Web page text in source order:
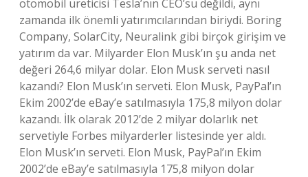
otomobil üreticisi Tesla’nın CEO’su değildi, aynı
zamanda ilk önemli yatırımcılarından biriydi. Boring
Company, SolarCity, Neuralink gibi birçok girişim ve
yatırım da var. Milyarder Elon Musk’ın şu anda net
değeri 264,6 milyar dolar. Elon Musk serveti nasıl
kazandı? Elon Musk’ın serveti. Elon Musk, PayPal’ın
Ekim 2002’de eBay’e satılmasıyla 175,8 milyon dolar
kazandı. İlk olarak 2012’de 2 milyar dolarlık net
servetiyle Forbes milyarderler listesinde yer aldı.
Elon Musk’ın serveti. Elon Musk, PayPal’ın Ekim
2002’de eBay’e satılmasıyla 175,8 milyon dolar